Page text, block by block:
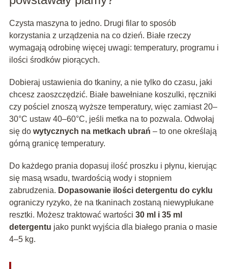
Czysta maszyna to jedno. Drugi filar to sposób
korzystania z urządzenia na co dzień. Białe rzeczy
wymagają odrobinę więcej uwagi: temperatury, programu i
ilości środków piorących.
Dobieraj ustawienia do tkaniny, a nie tylko do czasu, jaki
chcesz zaoszczędzić. Białe bawełniane koszulki, ręczniki
czy pościel znoszą wyższe temperatury, więc zamiast 20–
30°C ustaw 40–60°C, jeśli metka na to pozwala. Odwołaj
się do wytycznych na metkach ubrań – to one określają
górną granicę temperatury.
Do każdego prania dopasuj ilość proszku i płynu, kierując
się masą wsadu, twardością wody i stopniem
zabrudzenia. Dopasowanie ilości detergentu do cyklu
ograniczy ryzyko, że na tkaninach zostaną niewypłukane
resztki. Możesz traktować wartości 30 ml i 35 ml
detergentu jako punkt wyjścia dla białego prania o masie
4–5 kg.